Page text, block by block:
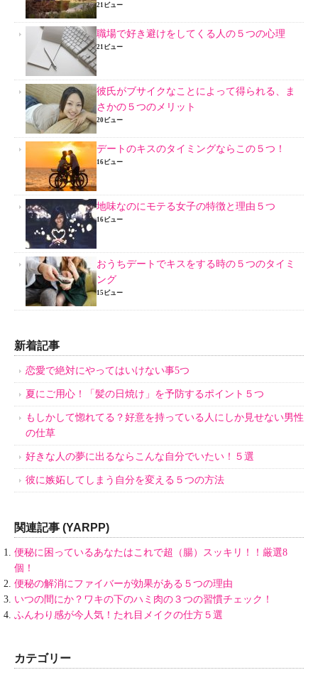
21ビュー
職場で好き避けをしてくる人の５つの心理
21ビュー
彼氏がブサイクなことによって得られる、ま
さかの５つのメリット
20ビュー
デートのキスのタイミングならこの５つ！
16ビュー
地味なのにモテる女子の特徴と理由５つ
16ビュー
おうちデートでキスをする時の５つのタイミ
ング
15ビュー
新着記事
恋愛で絶対にやってはいけない事5つ
夏にご用心！「髪の日焼け」を予防するポイント５つ
もしかして惚れてる？好意を持っている人にしか見せない男性
の仕草
好きな人の夢に出るならこんな自分でいたい！５選
彼に嫉妬してしまう自分を変える５つの方法
関連記事 (YARPP)
便秘に困っているあなたはこれで超（腸）スッキリ！！厳選8
個！
便秘の解消にファイバーが効果がある５つの理由
いつの間にか？ワキの下のハミ肉の３つの習慣チェック！
ふんわり感が今人気！たれ目メイクの仕方５選
カテゴリー